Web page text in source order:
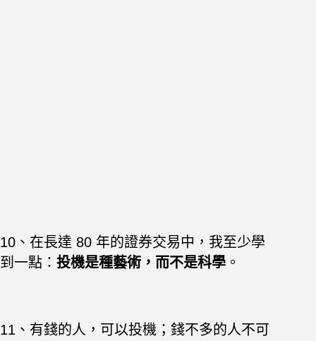
10、在長達 80 年的證券交易中，我至少學
到一點： 投機是種藝術，而不是科學 。
11、有錢的人，可以投機；錢不多的人不可